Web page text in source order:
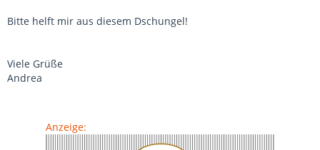
Bitte helft mir aus diesem Dschungel!
Viele Grüße
Andrea
Anzeige: